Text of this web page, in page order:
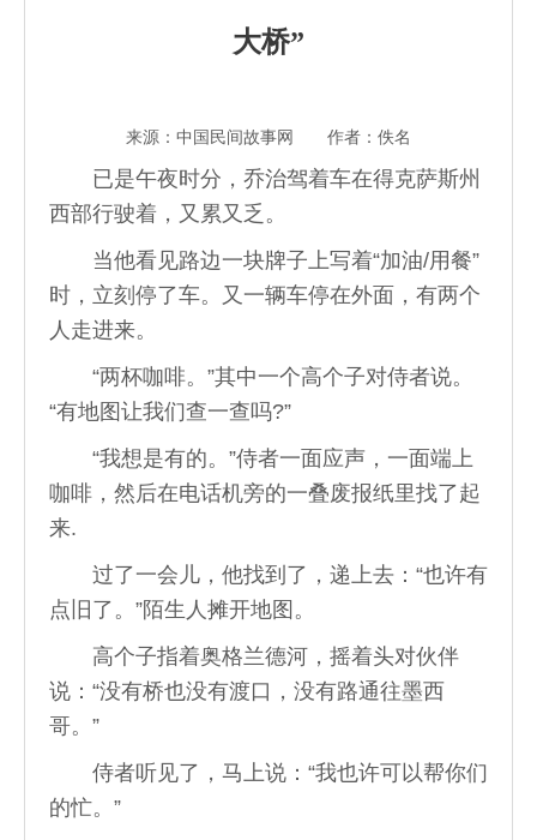
大桥”
来源：中国民间故事网 作者：佚名
已是午夜时分，乔治驾着车在得克萨斯州
西部行驶着，又累又乏。
当他看见路边一块牌子上写着“加油/用餐”
时，立刻停了车。又一辆车停在外面，有两个
人走进来。
“两杯咖啡。”其中一个高个子对侍者说。
“有地图让我们查一查吗?”
“我想是有的。”侍者一面应声，一面端上
咖啡，然后在电话机旁的一叠废报纸里找了起
来.
过了一会儿，他找到了，递上去：“也许有
点旧了。”陌生人摊开地图。
高个子指着奥格兰德河，摇着头对伙伴
说：“没有桥也没有渡口，没有路通往墨西
哥。”
侍者听见了，马上说：“我也许可以帮你们
的忙。”